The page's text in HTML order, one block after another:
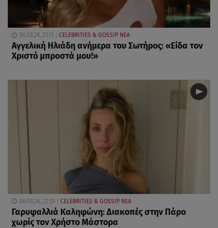
06.08.26, 23:11 CELEBRITIES & GOSSIP ΝΕΑ
Αγγελική Ηλιάδη ανήμερα του Σωτήρος: «Είδα τον
Χριστό μπροστά μου!»
06.08.26, 22:39 CELEBRITIES & GOSSIP ΝΕΑ
Γαρυφαλλιά Καληφώνη: Διακοπές στην Πάρο
χωρίς τον Χρήστο Μάστορα